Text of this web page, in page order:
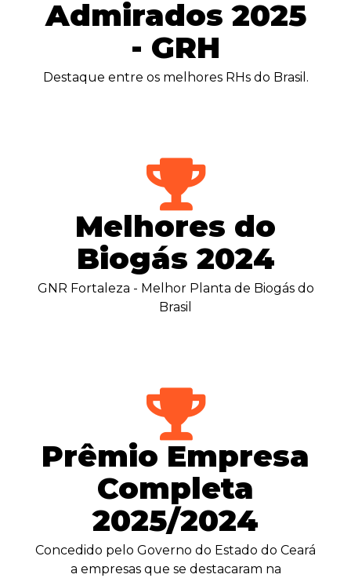
Admirados 2025
- GRH
Destaque entre os melhores RHs do Brasil.
Melhores do
Biogás 2024
GNR Fortaleza - Melhor Planta de Biogás do
Brasil
Prêmio Empresa
Completa
2025/2024
Concedido pelo Governo do Estado do Ceará
a empresas que se destacaram na